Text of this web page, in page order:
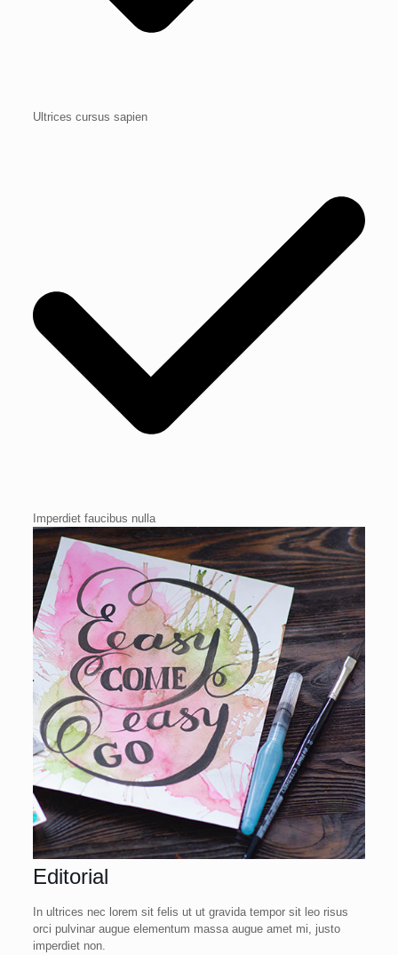
Ultrices cursus sapien
Imperdiet faucibus nulla
Editorial
In ultrices nec lorem sit felis ut ut gravida tempor sit leo risus
orci pulvinar augue elementum massa augue amet mi, justo
imperdiet non.